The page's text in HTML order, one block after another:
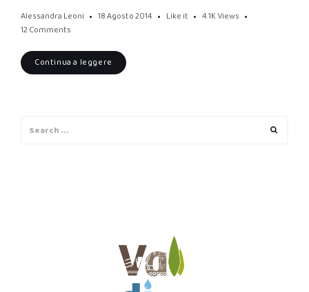
Alessandra Leoni 18 Agosto 2014 Like it 4.1K Views
12 Comments
Continua a leggere
for: